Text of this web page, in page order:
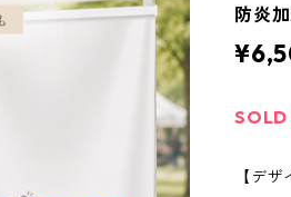
防炎加
【デ